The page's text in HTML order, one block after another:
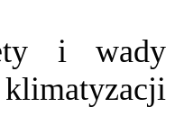
i wady